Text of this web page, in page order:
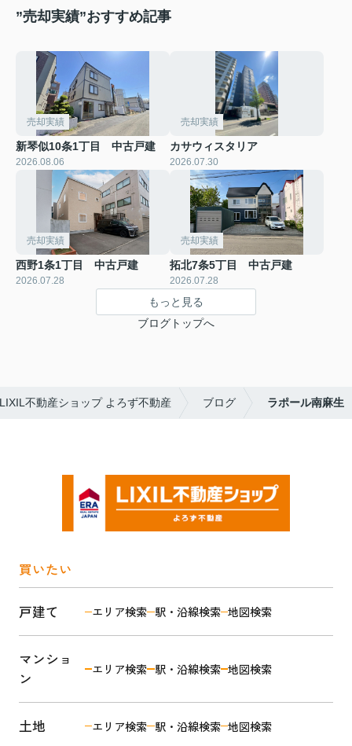
”売却実績”おすすめ記事
売却実績
新琴似10条1丁目 中古戸建
2026.08.06
売却実績
カサウィスタリア
2026.07.30
売却実績
西野1条1丁目 中古戸建
2026.07.28
売却実績
拓北7条5丁目 中古戸建
2026.07.28
もっと見る
ブログトップへ
不動産ショップ よろず不動産 ブログ ラポール南麻生
買いたい
戸建て エリア検索 駅・沿線検索 地図検索
マンショ
ン
エリア検索 駅・沿線検索 地図検索
土地 エリア検索 駅・沿線検索 地図検索